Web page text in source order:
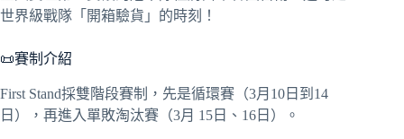
世界級戰隊「開箱驗貨」的時刻！
📜賽制介紹
First Stand採雙階段賽制，先是循環賽（3月10日到14
日），再進入單敗淘汰賽（3月 15日、16日）。